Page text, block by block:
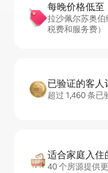
每晚价格低至
拉沙佩尔苏奥伯
税费和服务费）
已验证的客人
超过 1,460 条
适合家庭入住
40 个房源提供